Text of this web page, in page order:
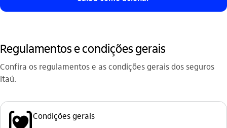
Regulamentos e condições gerais
Confira os regulamentos e as condições gerais dos seguros
Itaú.
icon-itaufonts_seguro_vida icon Condições gerais